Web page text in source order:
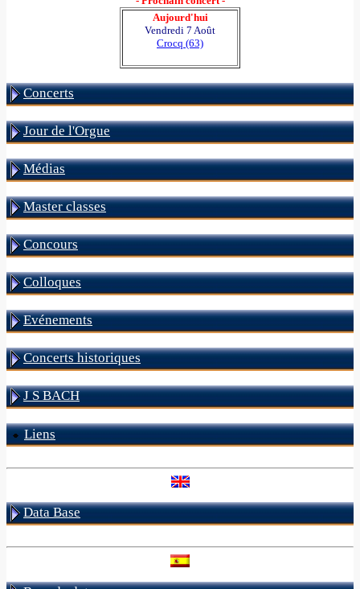
Aujourd'hui
Vendredi 7 Août
Crocq (63)
Concerts
Jour de l'Orgue
Médias
Master classes
Concours
Colloques
Evénements
Concerts historiques
J S BACH
Liens
Data Base